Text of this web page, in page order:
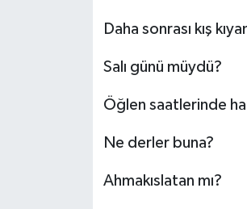
Daha sonrası kış
Salı günü müydü?
Öğlen saatlerinde
Ne derler buna?
Ahmakıslatan mı?